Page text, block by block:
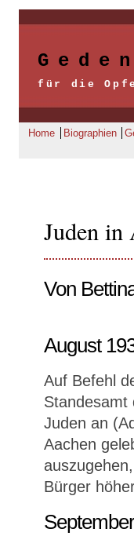
für die
Home Biographien
Juden in
Von
August
Auf Befehl
Standesamt
Juden an
Aachen
Bürger